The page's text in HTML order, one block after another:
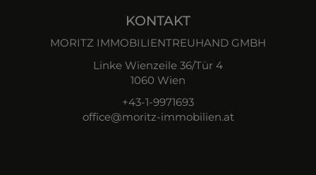
KONTAKT
MORITZ IMMOBILIENTREUHAND GMBH
Linke Wienzeile 36/Tür 4
1060 Wien
+43-1-9971693
office@moritz-immobilien.at